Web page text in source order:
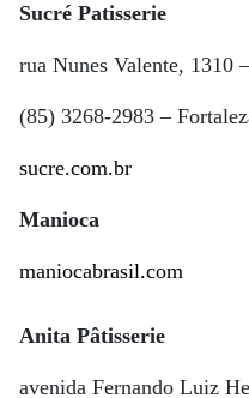
Sucré Patisserie
rua Nunes Valente, 1310
(85) 3268-2983 –
sucre.com.br
Manioca
maniocabrasil.com
Anita Pâtisserie
avenida Fernando Luiz